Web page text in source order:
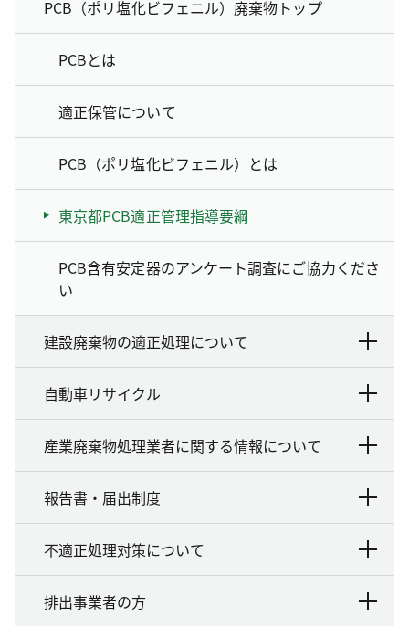
PCB（ポリ塩化ビフェニル）廃棄物トップ
PCBとは
適正保管について
PCB（ポリ塩化ビフェニル）とは
東京都PCB適正管理指導要綱
PCB含有安定器のアンケート調査にご協力くださ
い
建設廃棄物の適正処理について
自動車リサイクル
産業廃棄物処理業者に関する情報について
報告書・届出制度
不適正処理対策について
排出事業者の方